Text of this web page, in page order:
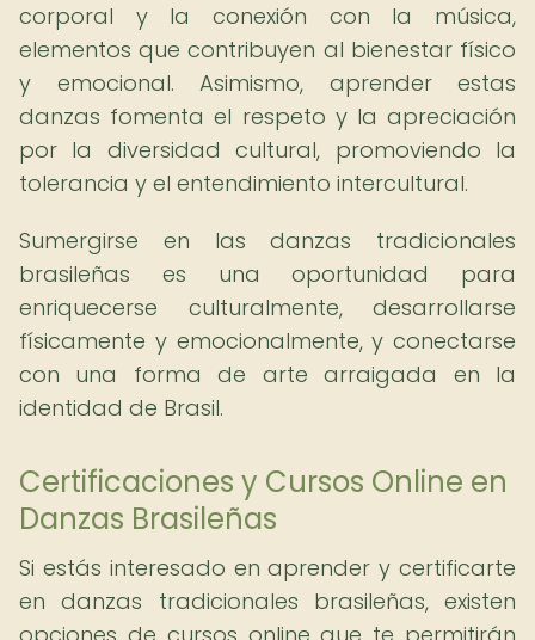
corporal y la conexión con la música,
elementos que contribuyen al bienestar físico
y emocional. Asimismo, aprender estas
danzas fomenta el respeto y la apreciación
por la diversidad cultural, promoviendo la
tolerancia y el entendimiento intercultural.
Sumergirse en las danzas tradicionales
brasileñas es una oportunidad para
enriquecerse culturalmente, desarrollarse
físicamente y emocionalmente, y conectarse
con una forma de arte arraigada en la
identidad de Brasil.
Certificaciones y Cursos Online en
Danzas Brasileñas
Si estás interesado en aprender y certificarte
en danzas tradicionales brasileñas, existen